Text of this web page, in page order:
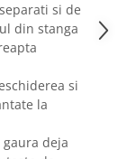
si de
din stanga
si
la
deja